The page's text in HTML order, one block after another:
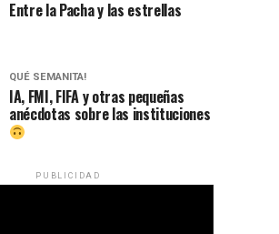
Entre la Pacha y las estrellas
QUÉ SEMANITA!
IA, FMI, FIFA y otras pequeñas
anécdotas sobre las instituciones
PUBLICIDAD